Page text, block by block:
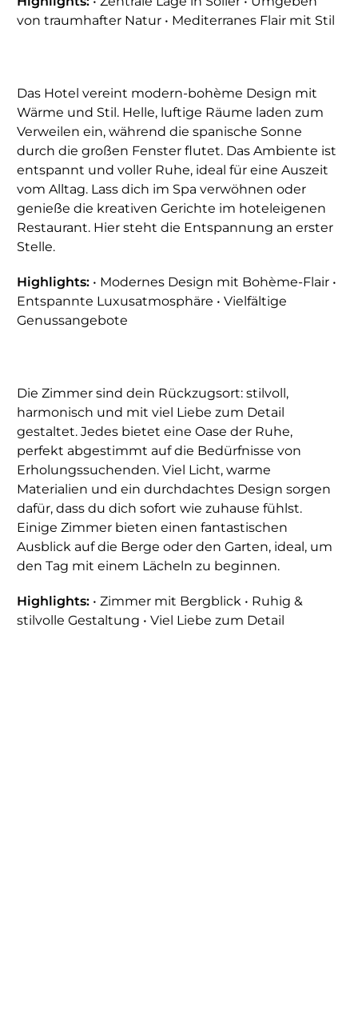
von traumhafter Natur • Mediterranes Flair mit Stil
Das Hotel vereint modern-bohème Design mit
Wärme und Stil. Helle, luftige Räume laden zum
Verweilen ein, während die spanische Sonne
durch die großen Fenster flutet. Das Ambiente ist
entspannt und voller Ruhe, ideal für eine Auszeit
vom Alltag. Lass dich im Spa verwöhnen oder
genieße die kreativen Gerichte im hoteleigenen
Restaurant. Hier steht die Entspannung an erster
Stelle.
Highlights: • Modernes Design mit Bohème-Flair •
Entspannte Luxusatmosphäre • Vielfältige
Genussangebote
Die Zimmer sind dein Rückzugsort: stilvoll,
harmonisch und mit viel Liebe zum Detail
gestaltet. Jedes bietet eine Oase der Ruhe,
perfekt abgestimmt auf die Bedürfnisse von
Erholungssuchenden. Viel Licht, warme
Materialien und ein durchdachtes Design sorgen
dafür, dass du dich sofort wie zuhause fühlst.
Einige Zimmer bieten einen fantastischen
Ausblick auf die Berge oder den Garten, ideal, um
den Tag mit einem Lächeln zu beginnen.
Highlights: • Zimmer mit Bergblick • Ruhig &
stilvolle Gestaltung • Viel Liebe zum Detail